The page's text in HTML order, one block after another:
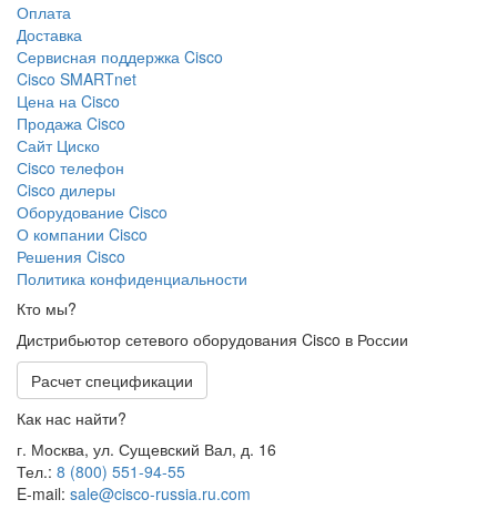
Оплата
Доставка
Сервисная поддержка Cisco
Cisco SMARTnet
Цена на Cisco
Продажа Cisco
Сайт Циско
Сisco телефон
Cisco дилеры
Оборудование Cisco
О компании Cisco
Решения Cisco
Политика конфиденциальности
Кто мы?
Дистрибьютор сетевого оборудования Cisco в России
Расчет спецификации
Как нас найти?
г. Москва, ул. Сущевский Вал, д. 16
Тел.: 8 (800) 551-94-55
E-mail: sale@cisco-russia.ru.com